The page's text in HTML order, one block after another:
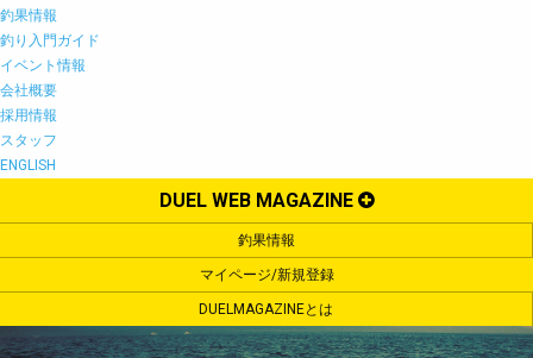
釣果情報
釣り入門ガイド
イベント情報
会社概要
採用情報
スタッフ
ENGLISH
DUEL WEB MAGAZINE
釣果情報
マイページ/新規登録
DUELMAGAZINEとは